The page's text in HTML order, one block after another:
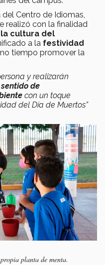
del Centro de Idiomas,
realizó con la finalidad
cultura del
a la festividad
tiempo promover la
y realizarán
sentido de
con un toque
del Día de Muertos”
planta de menta.